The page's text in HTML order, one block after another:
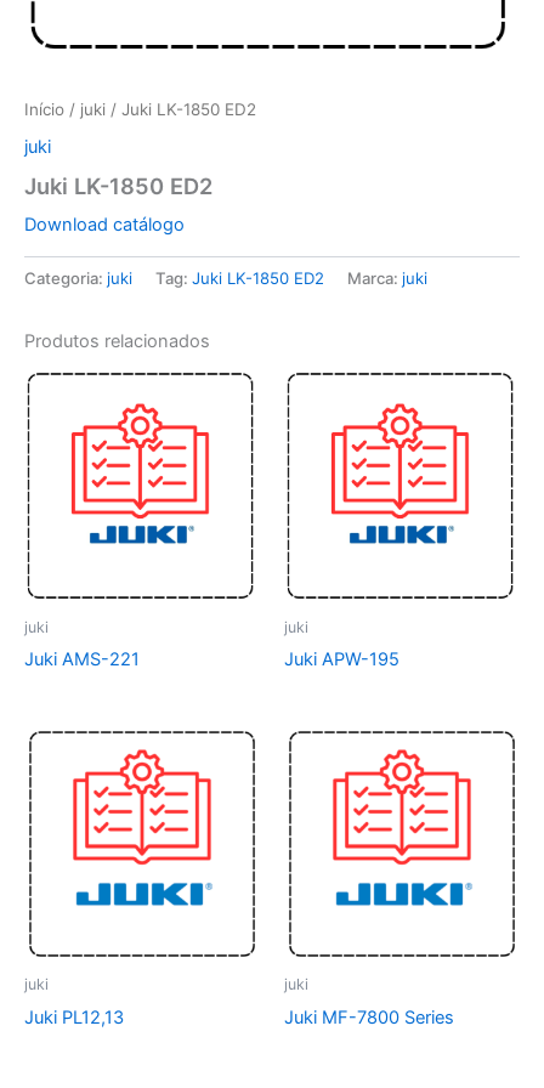
Início / juki / Juki LK-1850 ED2
juki
Juki LK-1850 ED2
Download catálogo
Categoria: juki Tag: Juki LK-1850 ED2 Marca: juki
Produtos relacionados
juki
Juki AMS-221
juki
Juki APW-195
juki
Juki PL12,13
juki
Juki MF-7800 Series